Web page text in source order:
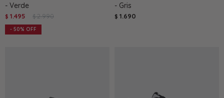
- Verde
$ 1.495 $ 2.990
50
- Gris
$ 1.690